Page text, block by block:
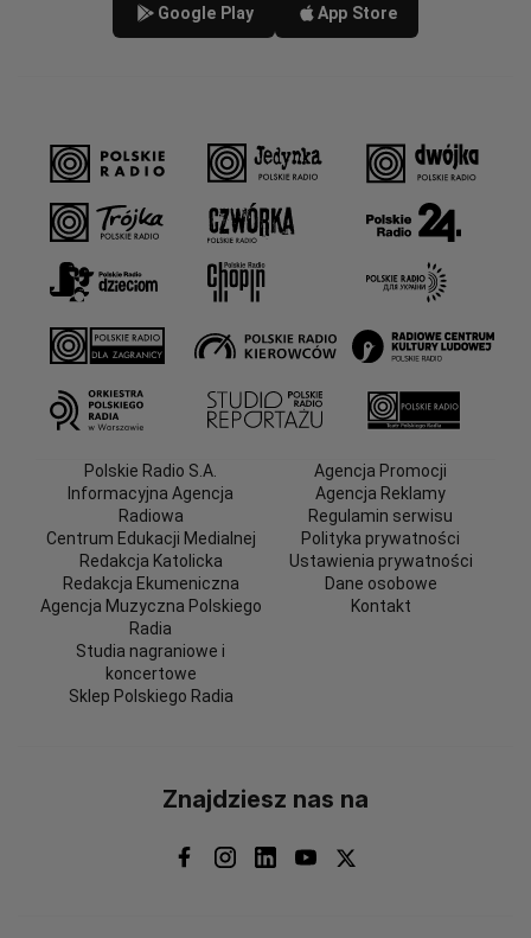
Google Play App Store
Polskie Radio S.A.
Informacyjna Agencja
Radiowa
Centrum Edukacji Medialnej
Redakcja Katolicka
Redakcja Ekumeniczna
Agencja Muzyczna Polskiego
Radia
Studia nagraniowe i
koncertowe
Sklep Polskiego Radia
Agencja Promocji
Agencja Reklamy
Regulamin serwisu
Polityka prywatności
Ustawienia prywatności
Dane osobowe
Kontakt
Znajdziesz nas na